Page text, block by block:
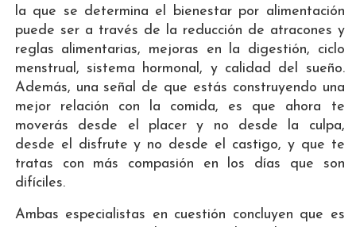
la que se determina el bienestar por alimentación
puede ser a través de la reducción de atracones y
reglas alimentarias, mejoras en la digestión, ciclo
menstrual, sistema hormonal, y calidad del sueño.
Además, una señal de que estás construyendo una
mejor relación con la comida, es que ahora te
moverás desde el placer y no desde la culpa,
desde el disfrute y no desde el castigo, y que te
tratas con más compasión en los días que son
difíciles.
Ambas especialistas en cuestión concluyen que es